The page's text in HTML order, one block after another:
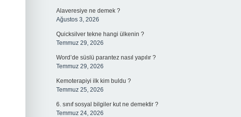
Alaveresiye ne demek ?
Ağustos 3, 2026
Quicksilver tekne hangi ülkenin ?
Temmuz 29, 2026
Word’de süslü parantez nasıl yapılır ?
Temmuz 29, 2026
Kemoterapiyi ilk kim buldu ?
Temmuz 25, 2026
6. sınıf sosyal bilgiler kut ne demektir ?
Temmuz 24, 2026